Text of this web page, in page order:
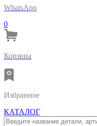
WhatsApp
0
Корзина
Избранное
КАТАЛОГ